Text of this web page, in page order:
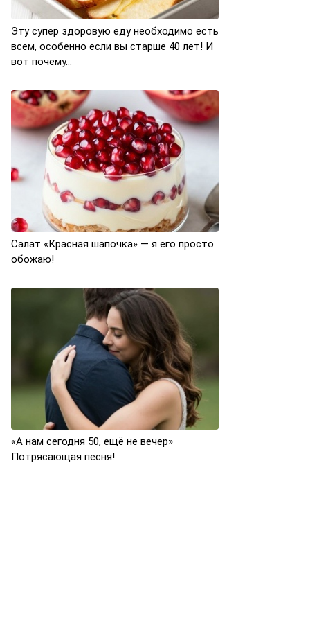
Эту супер здоровую еду необходимо есть
всем, особенно если вы старше 40 лет! И
вот почему…
Салат «Красная шапочка» — я его просто
обожаю!
«А нам сегодня 50, ещё не вечер»
Потрясающая песня!